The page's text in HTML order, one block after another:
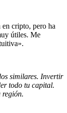
cripto, pero ha
útiles. Me
similares. Invertir
todo tu capital.
región.